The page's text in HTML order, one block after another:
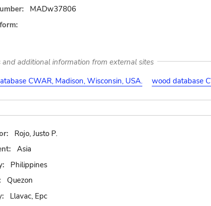
MADw37806
and additional information from external sites
CWAR, Madison, Wisconsin, USA.
wood database
Rojo, Justo P.
Asia
Philippines
Quezon
Llavac, Epc